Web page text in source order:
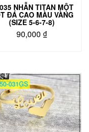
NHẪN TITAN MỘT
ĐÁ CAO MÀU VÀNG
(SIZE 5-6-7-8)
90,000 ₫
có
nhiều
biến
thể.
Các
tùy
031GS